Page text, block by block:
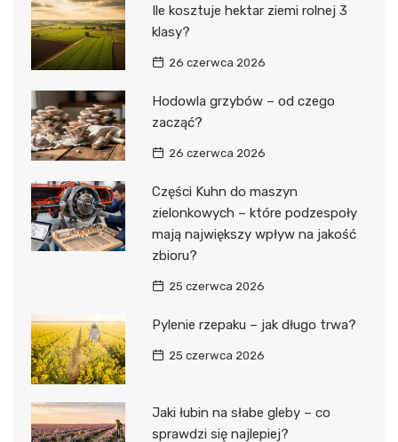
Ile kosztuje hektar ziemi rolnej 3
klasy?
26 czerwca 2026
Hodowla grzybów – od czego
zacząć?
26 czerwca 2026
Części Kuhn do maszyn
zielonkowych – które podzespoły
mają największy wpływ na jakość
zbioru?
25 czerwca 2026
Pylenie rzepaku – jak długo trwa?
25 czerwca 2026
Jaki łubin na słabe gleby – co
sprawdzi się najlepiej?